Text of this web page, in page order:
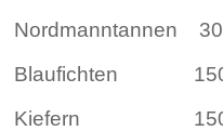
Nordmanntannen
Blaufichten 150
Kiefern 150 –